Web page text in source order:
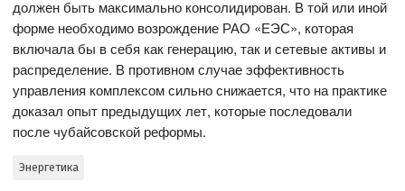
должен быть максимально консолидирован. В той или иной
форме необходимо возрождение РАО «ЕЭС», которая
включала бы в себя как генерацию, так и сетевые активы и
распределение. В противном случае эффективность
управления комплексом сильно снижается, что на практике
доказал опыт предыдущих лет, которые последовали
после чубайсовской реформы.
Энергетика